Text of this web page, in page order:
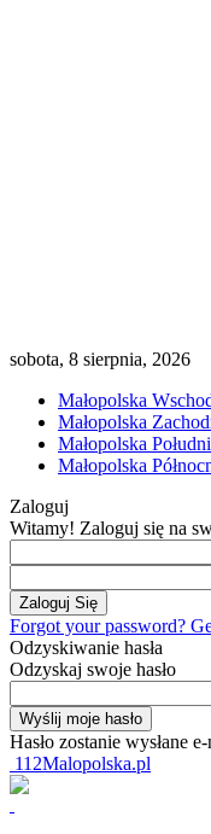
sobota, 8 sierpnia, 2026
Małopolska
Małopolska
Małopolska
Małopolska
Zaloguj
Witamy! Zaloguj się na
Forgot your password?
Odzyskiwanie hasła
Odzyskaj swoje hasło
Hasło zostanie wysłane
112Malopolska.pl